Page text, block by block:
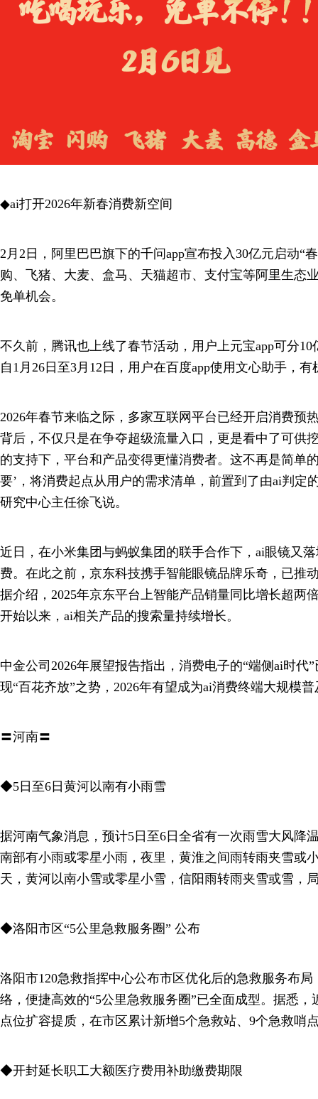
◆ai打开2026年新春消费新空间
2月2日，阿里巴巴旗下的千问app宣布投入30亿元启动“
购、飞猪、大麦、盒马、天猫超市、支付宝等阿里生态
免单机会。
不久前，腾讯也上线了春节活动，用户上元宝app可分
自1月26日至3月12日，用户在百度app使用文心助手，
2026年春节来临之际，多家互联网平台已经开启消费预
背后，不仅只是在争夺超级流量入口，更是看中了可供
的支持下，平台和产品变得更懂消费者。这不再是简单
要’，将消费起点从用户的需求清单，前置到了由ai判定
研究中心主任徐飞说。
近日，在小米集团与蚂蚁集团的联手合作下，ai眼镜又
费。在此之前，京东科技携手智能眼镜品牌乐奇，已推
据介绍，2025年京东平台上智能产品销量同比增长超两
开始以来，ai相关产品的搜索量持续增长。
中金公司2026年展望报告指出，消费电子的“端侧ai时代
现“百花齐放”之势，2026年有望成为ai消费终端大规模
〓河南〓
◆5日至6日黄河以南有小雨雪
据河南气象消息，预计5日至6日全省有一次雨雪大风降
南部有小雨或零星小雨，夜里，黄淮之间雨转雨夹雪或
天，黄河以南小雪或零星小雪，信阳雨转雨夹雪或雪，
◆洛阳市区“5公里急救服务圈” 公布
洛阳市120急救指挥中心公布市区优化后的急救服务布
络，便捷高效的“5公里急救服务圈”已全面成型。据悉
点位扩容提质，在市区累计新增5个急救站、9个急救哨
◆开封延长职工大额医疗费用补助缴费期限